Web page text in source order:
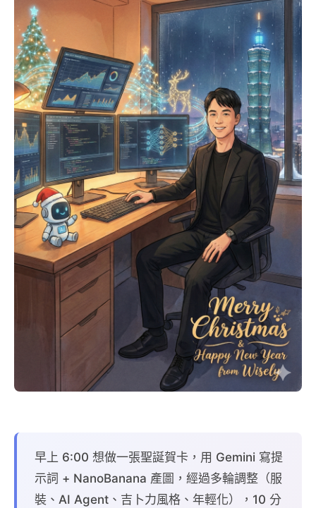
早上 6:00 想做一張聖誕賀卡，用 Gemini 寫提
示詞 + NanoBanana 產圖，經過多輪調整（服
裝、AI Agent、吉卜力風格、年輕化），10 分